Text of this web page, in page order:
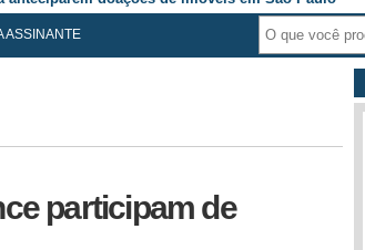
ASSINANTE
participam de